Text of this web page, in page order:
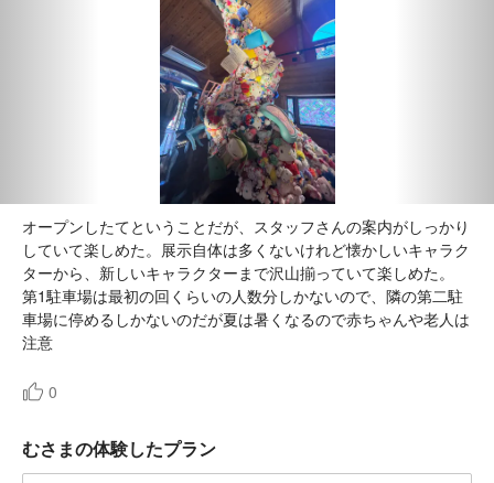
オープンしたてということだが、スタッフさんの案内がしっかり
していて楽しめた。展示自体は多くないけれど懐かしいキャラク
ターから、新しいキャラクターまで沢山揃っていて楽しめた。
第1駐車場は最初の回くらいの人数分しかないので、隣の第二駐
車場に停めるしかないのだが夏は暑くなるので赤ちゃんや老人は
注意
0
むさまの体験したプラン